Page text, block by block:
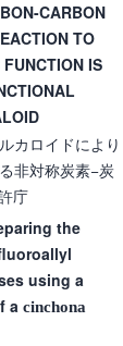
CARBON
TO
IS
カロイドにより
非対称炭素−炭
庁
the
using a
a cinchona